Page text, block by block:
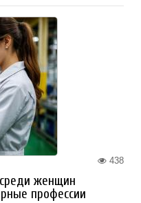
438
женщин
профессии